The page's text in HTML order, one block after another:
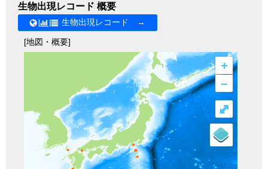
生物出現レコード 概要
生物出現レコード →
[地図・概要]
+
–
⤢